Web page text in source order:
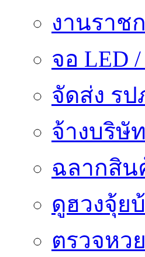
งานราช
จอ LED
จัดส่ง รป
จ้างบริษั
ฉลากสิน
ดูฮวงจุ้ย
ตรวจหวย